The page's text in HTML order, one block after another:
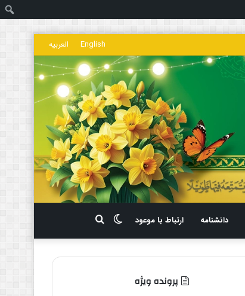
English العربیه
دانشنامه ارتباط با موعود
برای
تغییر
پوسته
پرونده ویژه